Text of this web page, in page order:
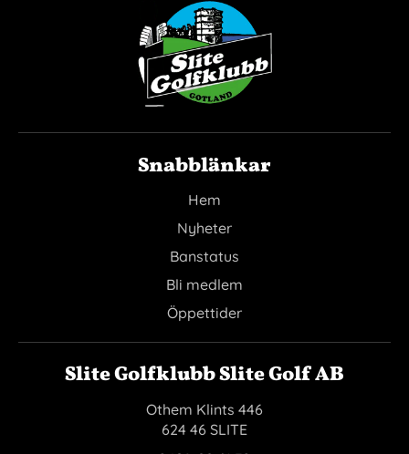
Snabblänkar
Hem
Nyheter
Banstatus
Bli medlem
Öppettider
Slite Golfklubb Slite Golf AB
Othem Klints 446
624 46 SLITE